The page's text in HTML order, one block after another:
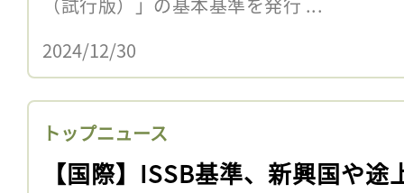
2024/12/30
トップニュース
【国際】ISSB基準、新興国や途